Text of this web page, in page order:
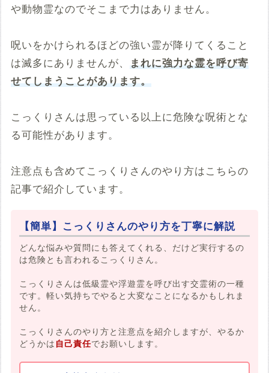
や動物霊なのでそこまで力はありません。
呪いをかけられるほどの強い霊が降りてくること
は滅多にありませんが、 まれに強力な霊を呼び寄
せてしまうことがあります。
こっくりさんは思っている以上に危険な呪術とな
る可能性があります。
注意点も含めてこっくりさんのやり方はこちらの
記事で紹介しています。
【簡単】こっくりさんのやり方を丁寧に解説
どんな悩みや質問にも答えてくれる、だけど実行するの
は危険とも言われるこっくりさん。
こっくりさんは低級霊や浮遊霊を呼び出す交霊術の一種
です。軽い気持ちでやると大変なことになるかもしれま
せん。
こっくりさんのやり方と注意点を紹介しますが、やるか
どうかは 自己責任でお願いします。